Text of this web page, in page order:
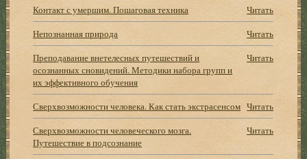
Контакт с умершим. Пошаговая техника
Читать
Непознанная природа
Читать
Преподавание внетелесных путешествий и
осознанных сновидений. Методики набора групп и
их эффективного обучения
Читать
Сверхвозможности человека. Как стать экстрасенсом Читать
Сверхвозможности человеческого мозга.
Путешествие в подсознание
Читать